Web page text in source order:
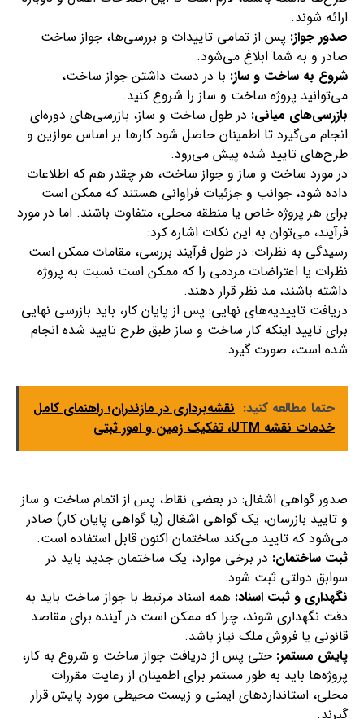
ارائه شوند.
صدور جواز: پس از تمامی تاییدات و بررسی‌ها، جواز ساخت
صادر و به شما ابلاغ می‌شود.
شروع به ساخت و ساز: با در دست داشتن جواز ساخت،
می‌توانید پروژه ساخت و ساز را شروع کنید.
بازرسی‌های میانی: در طول ساخت و ساز، بازرسی‌های دوره‌ای
انجام می‌گیرد تا اطمینان حاصل شود کارها بر اساس موازین و
طرح‌های تایید شده پیش می‌رود.
در مورد ساخت و ساز و جواز ساخت، هر چقدر هم که اطلاعات
داده شود، جوانب و جزئیات فراوانی هستند که ممکن است
برای هر پروژه خاص یا منطقه محلی، متفاوت باشند. اما در مورد
فرآیند، می‌توان به این نکات اشاره کرد:
رسیدگی به نظرات: در طول فرآیند بررسی، مقامات ممکن است
نظرات یا اعتراضات مردمی را که ممکن است نسبت به پروژه
داشته باشند، مد نظر قرار دهند.
دریافت تاییدیه‌های نهایی: پس از پایان کار، باید بازرسی نهایی
برای تایید اینکه کار ساخت و ساز طبق طرح تایید شده انجام
شده است، صورت گیرد.
حتما مطالعه کنید: نقشه‌برداری در مازندران؛ راهنمای کامل
خدمات نقشه UTM، تفکیک زمین و امور ثبتی
صدور گواهی اشغال: در بعضی نقاط، پس از اتمام ساخت و ساز
و تایید بازرسان، یک گواهی اشغال (یا گواهی پایان کار) صادر
می‌شود که تایید می‌کند ساختمان اکنون قابل استفاده است.
ثبت ساختمان: در برخی موارد، یک ساختمان جدید باید در
سوابق دولتی ثبت شود.
نگهداری و ثبت اسناد: همه اسناد مرتبط با جواز ساخت باید به
دقت نگهداری شوند، چرا که ممکن است در آینده برای مقاصد
قانونی یا فروش ملک نیاز باشد.
پایش مستمر: حتی پس از دریافت جواز ساخت و شروع به کار،
پروژه‌ها باید به طور مستمر برای اطمینان از رعایت مقررات
محلی، استانداردهای ایمنی و زیست محیطی مورد پایش قرار
گیرند.